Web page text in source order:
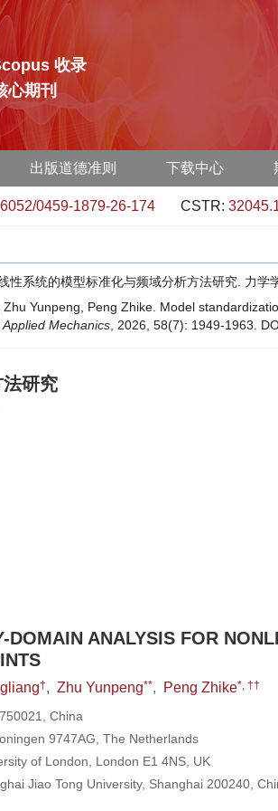
收录
心期刊
出版道德准则 下载中心
0459-1879-26-174 CSTR:
系统的模型标准化与频域分析方法研究. 力学
Yunpeng, Peng Zhike. Model
Mechanics , 2026, 58(7): 1949-1963.
研究
DOMAIN ANALYSIS FOR
†, Zhu Yunpeng**, Peng Zhike*, ††
China
9747AG, The Netherlands
of London, London E1 4NS, UK
Jiao Tong University, Shanghai 200240,